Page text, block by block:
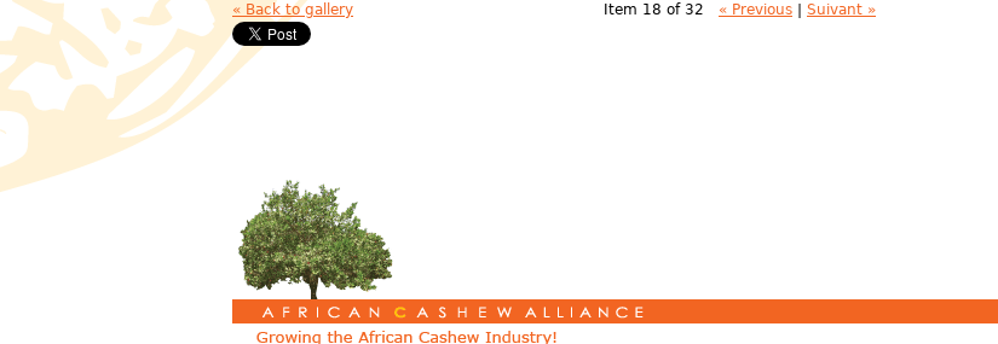
« Back to gallery Item 18 of 32 « Previous Suivant »